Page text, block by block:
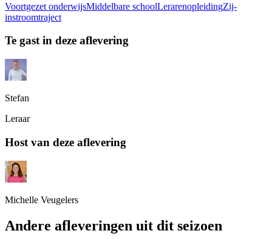
Voortgezet onderwijsMiddelbare schoolLerarenopleidingZij-
instroomtraject
Te gast in deze aflevering
Stefan
Leraar
Host van deze aflevering
Michelle Veugelers
Andere afleveringen uit dit seizoen